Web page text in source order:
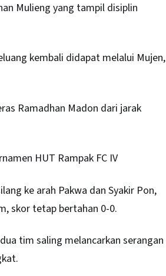
Mulieng yang tampil disiplin
kembali didapat melalui Mujen,
Ramadhan Madon dari jarak
HUT Rampak FC IV
ke arah Pakwa dan Syakir Pon,
skor tetap bertahan 0-0.
tim saling melancarkan serangan